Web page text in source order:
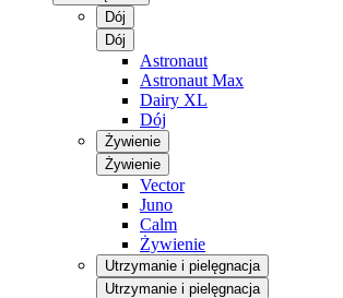
Dój
Dój
Astronaut
Astronaut Max
Dairy XL
Dój
Żywienie
Żywienie
Vector
Juno
Calm
Żywienie
Utrzymanie i pielęgnacja
Utrzymanie i pielęgnacja